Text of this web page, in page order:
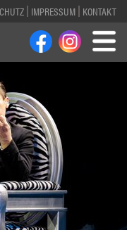
IMPRESSUM KONTAKT